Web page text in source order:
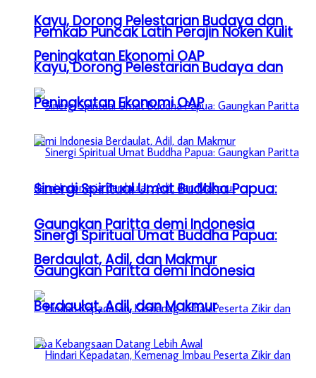
Kayu, Dorong Pelestarian Budaya dan
Peningkatan Ekonomi OAP
Sinergi Spiritual Umat Buddha Papua:
Gaungkan Paritta demi Indonesia
Berdaulat, Adil, dan Makmur
Pemkab Puncak Latih Perajin Noken Kulit
Kayu, Dorong Pelestarian Budaya dan
Peningkatan Ekonomi OAP
Sinergi Spiritual Umat Buddha Papua:
Gaungkan Paritta demi Indonesia
Berdaulat, Adil, dan Makmur